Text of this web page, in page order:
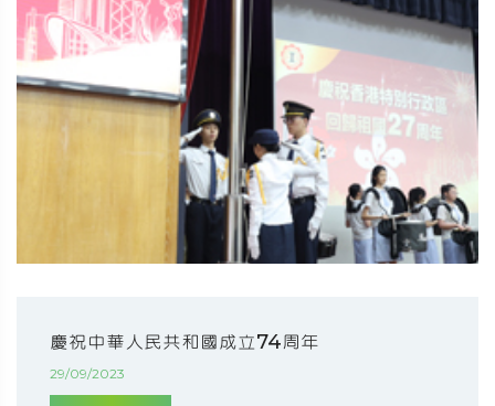
慶祝中華人民共和國成立74周年
29/09/2023